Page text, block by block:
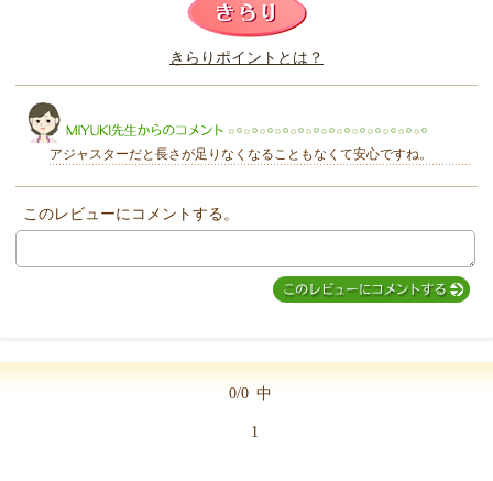
このレビューは参考になりましたか？
きらりポイントとは？
MIYUKI先生からのコメント
アジャスターだと長さが足りなくなることもなくて安心ですね。
このレビューにコメントする。
0/0 中
1